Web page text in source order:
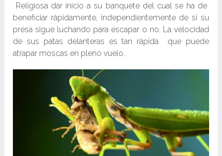
Religiosa dar inicio a su banquete del cual se ha de
beneficiar rápidamente, independientemente de si su
presa sigue luchando para escapar o no. La velocidad
de sus patas delanteras es tan rápida que puede
atrapar moscas en pleno vuelo.